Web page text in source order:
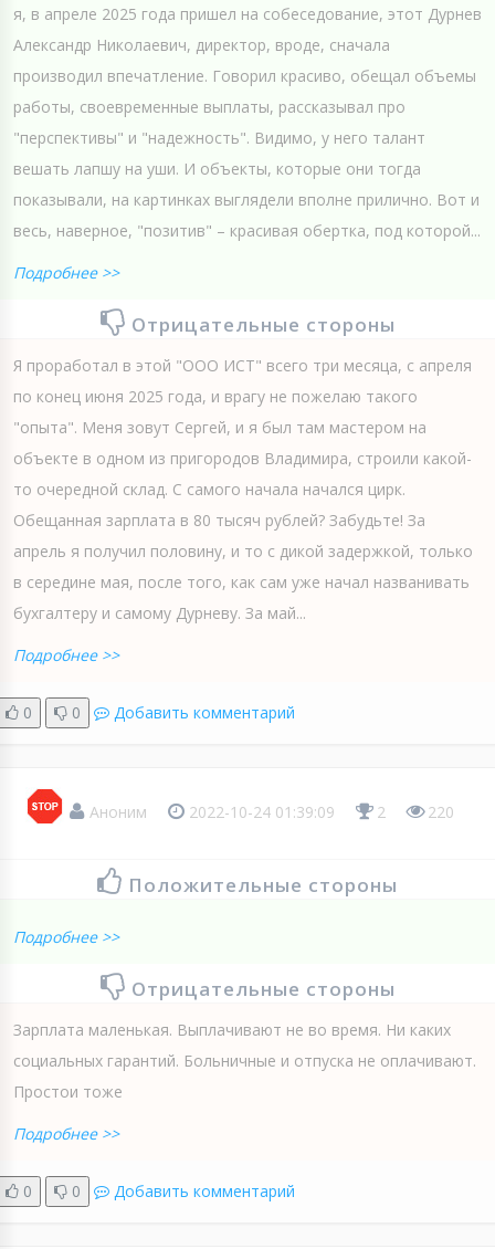
я, в апреле 2025 года пришел на собеседование, этот Дурнев
Александр Николаевич, директор, вроде, сначала
производил впечатление. Говорил красиво, обещал объемы
работы, своевременные выплаты, рассказывал про
"перспективы" и "надежность". Видимо, у него талант
вешать лапшу на уши. И объекты, которые они тогда
показывали, на картинках выглядели вполне прилично. Вот и
весь, наверное, "позитив" – красивая обертка, под которой...
Подробнее >>
Отрицательные стороны
Я проработал в этой "ООО ИСТ" всего три месяца, с апреля
по конец июня 2025 года, и врагу не пожелаю такого
"опыта". Меня зовут Сергей, и я был там мастером на
объекте в одном из пригородов Владимира, строили какой-
то очередной склад. С самого начала начался цирк.
Обещанная зарплата в 80 тысяч рублей? Забудьте! За
апрель я получил половину, и то с дикой задержкой, только
в середине мая, после того, как сам уже начал названивать
бухгалтеру и самому Дурневу. За май...
Подробнее >>
0 0 Добавить комментарий
Аноним 2022-10-24 01:39:09 2 220
Положительные стороны
Подробнее >>
Отрицательные стороны
Зарплата маленькая. Выплачивают не во время. Ни каких
социальных гарантий. Больничные и отпуска не оплачивают.
Простои тоже
Подробнее >>
0 0 Добавить комментарий